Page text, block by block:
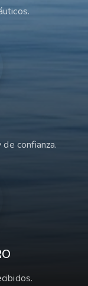
confianza.